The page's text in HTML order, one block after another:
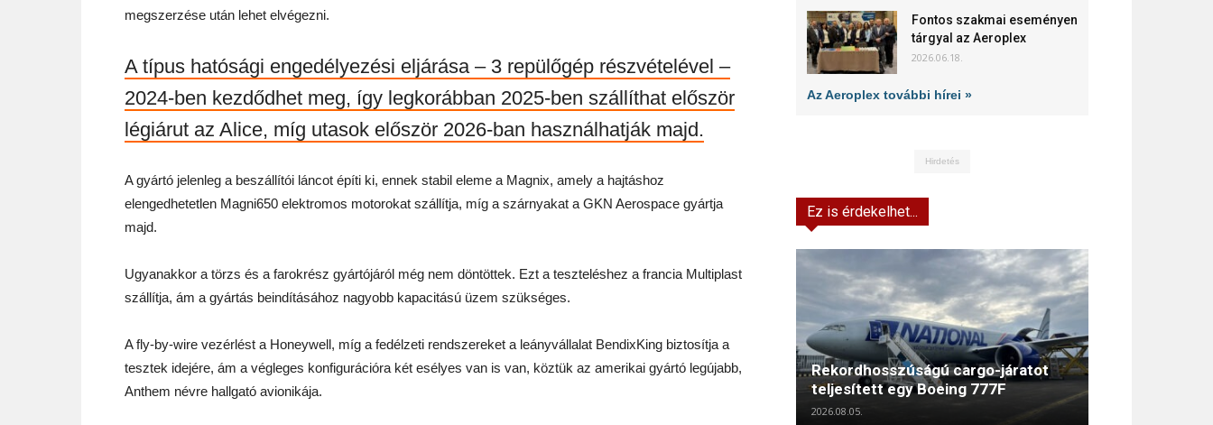
megszerzése után lehet elvégezni.
A típus hatósági engedélyezési eljárása – 3 repülőgép részvételével –
2024-ben kezdődhet meg, így legkorábban 2025-ben szállíthat először
légiárut az Alice, míg utasok először 2026-ban használhatják majd.
A gyártó jelenleg a beszállítói láncot építi ki, ennek stabil eleme a Magnix, amely a hajtáshoz
elengedhetetlen Magni650 elektromos motorokat szállítja, míg a szárnyakat a GKN Aerospace gyártja
majd.
Ugyanakkor a törzs és a farokrész gyártójáról még nem döntöttek. Ezt a teszteléshez a francia Multiplast
szállítja, ám a gyártás beindításához nagyobb kapacitású üzem szükséges.
A fly-by-wire vezérlést a Honeywell, míg a fedélzeti rendszereket a leányvállalat BendixKing biztosítja a
tesztek idejére, ám a végleges konfigurációra két esélyes van is van, köztük az amerikai gyártó legújabb,
Anthem névre hallgató avionikája.
Fontos szakmai eseményen
tárgyal az Aeroplex
2026.06.18.
Az Aeroplex további hírei »
Hirdetés
Ez is érdekelhet...
Rekordhosszúságú cargo-járatot
teljesített egy Boeing 777F
2026.08.05.